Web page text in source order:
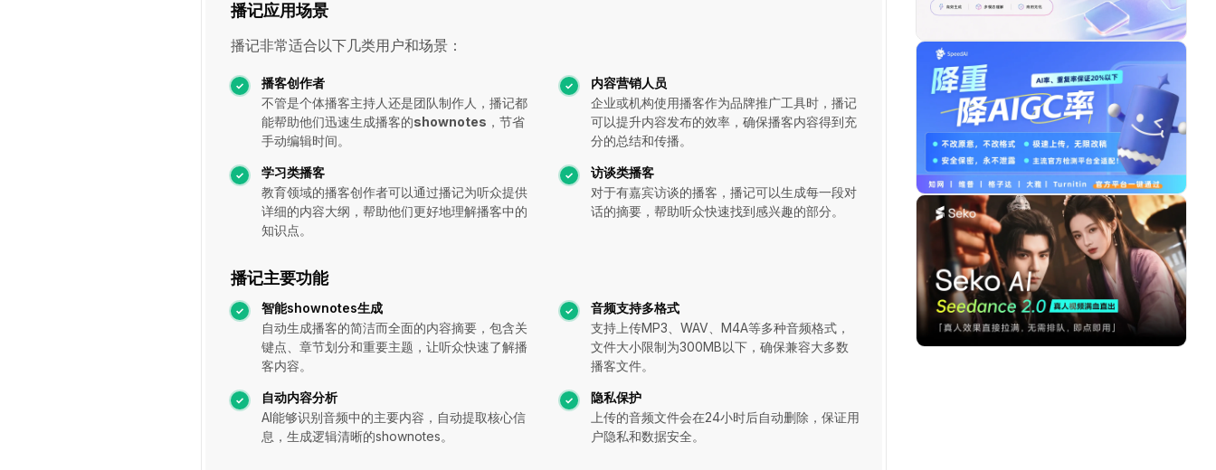
播记应用场景
播记非常适合以下几类用户和场景：
播客创作者
不管是个体播客主持人还是团队制作人，播记都
能帮助他们迅速生成播客的shownotes ，节省
手动编辑时间。
内容营销人员
企业或机构使用播客作为品牌推广工具时，播记
可以提升内容发布的效率，确保播客内容得到充
分的总结和传播。
学习类播客
教育领域的播客创作者可以通过播记为听众提供
详细的内容大纲，帮助他们更好地理解播客中的
知识点。
访谈类播客
对于有嘉宾访谈的播客，播记可以生成每一段对
话的摘要，帮助听众快速找到感兴趣的部分。
播记主要功能
智能shownotes生成
自动生成播客的简洁而全面的内容摘要，包含关
键点、章节划分和重要主题，让听众快速了解播
客内容。
音频支持多格式
支持上传MP3、WAV、M4A等多种音频格式，
文件大小限制为300MB以下，确保兼容大多数
播客文件。
自动内容分析
AI能够识别音频中的主要内容，自动提取核心信
息，生成逻辑清晰的shownotes。
隐私保护
上传的音频文件会在24小时后自动删除，保证用
户隐私和数据安全。